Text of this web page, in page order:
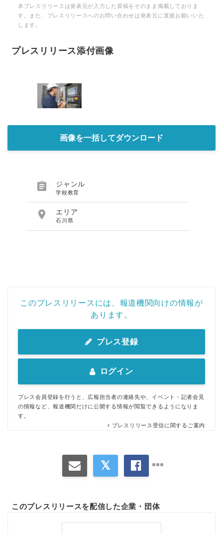
本プレスリリースは発表元が入力した原稿をそのまま掲載しておりま
す。また、プレスリリースへのお問い合わせは発表元に直接お願いいた
します。
プレスリリース添付画像
画像を一括してダウンロード
 ジャンル
学校教育
 エリア
石川県
このプレスリリースには、報道機関向けの情報が
あります。
プレス登録
ログイン
プレス会員登録を行うと、広報担当者の連絡先や、イベント・記者会見
の情報など、報道機関だけに公開する情報が閲覧できるようになりま
す。
プレスリリース受信に関するご案内
このプレスリリースを配信した企業・団体